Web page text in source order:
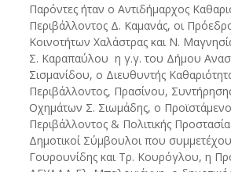
Παρόντες ήταν ο Αντιδήμαρχος
Περιβάλλοντος Δ. Καμανάς, οι
Κοινοτήτων Χαλάστρας και Ν.
Σ. Καραπαύλου η γ.γ. του Δήμου
Σισμανίδου, ο Διευθυντής
Περιβάλλοντος, Πρασίνου,
Οχημάτων Σ. Σιωμάδης, ο
Περιβάλλοντος & Πολιτικής
Δημοτικοί Σύμβουλοι που
Γουρουνίδης και Τρ. Κουρόγλου, η